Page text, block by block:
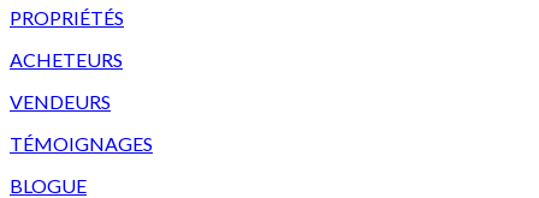
PROPRIÉTÉS
ACHETEURS
VENDEURS
TÉMOIGNAGES
BLOGUE